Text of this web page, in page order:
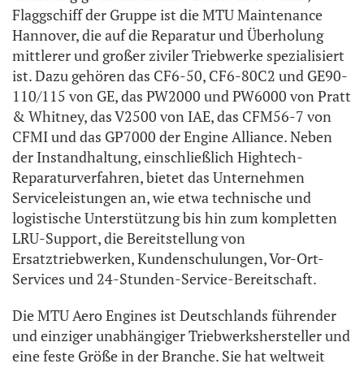
Flaggschiff der Gruppe ist die MTU Maintenance
Hannover, die auf die Reparatur und Überholung
mittlerer und großer ziviler Triebwerke spezialisiert
ist. Dazu gehören das CF6-50, CF6-80C2 und GE90-
110/115 von GE, das PW2000 und PW6000 von Pratt
& Whitney, das V2500 von IAE, das CFM56-7 von
CFMI und das GP7000 der Engine Alliance. Neben
der Instandhaltung, einschließlich Hightech-
Reparaturverfahren, bietet das Unternehmen
Serviceleistungen an, wie etwa technische und
logistische Unterstützung bis hin zum kompletten
LRU-Support, die Bereitstellung von
Ersatztriebwerken, Kundenschulungen, Vor-Ort-
Services und 24-Stunden-Service-Bereitschaft.
Die MTU Aero Engines ist Deutschlands führender
und einziger unabhängiger Triebwerkshersteller und
eine feste Größe in der Branche. Sie hat weltweit